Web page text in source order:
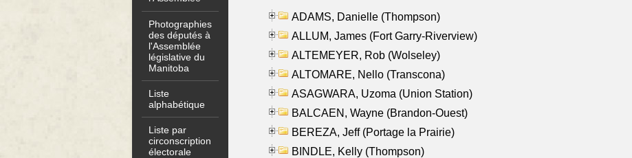
Photographies
des députés à
l'Assemblée
législative du
Manitoba
Liste
alphabétique
Liste par
circonscription
électorale
ADAMS, Danielle (Thompson)
ALLUM, James (Fort Garry-Riverview)
ALTEMEYER, Rob (Wolseley)
ALTOMARE, Nello (Transcona)
ASAGWARA, Uzoma (Union Station)
BALCAEN, Wayne (Brandon-Ouest)
BEREZA, Jeff (Portage la Prairie)
BINDLE, Kelly (Thompson)